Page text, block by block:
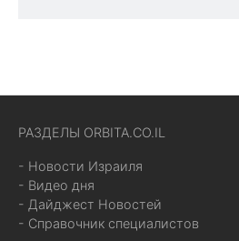
РАЗДЕЛЫ ORBITA.CO.IL
- Новости Израиля
- Видео дня
- Дайджест Новостей
- Справочник специалистов